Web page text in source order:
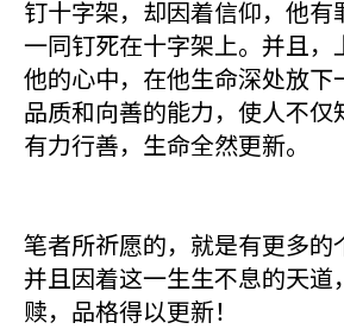
钉十字架，却因着信仰，他有
一同钉死在十字架上。并且，
他的心中，在他生命深处放下
品质和向善的能力，使人不仅
有力行善，生命全然更新。
笔者所祈愿的，就是有更多的
并且因着这一生生不息的天道
赎，品格得以更新！